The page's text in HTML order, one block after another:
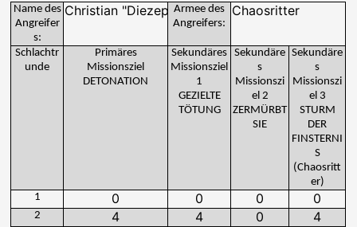
Name des
Angreifer
s:
Armee des
Angreifers:
Schlachtr
unde
Primäres
Missionsziel
DETONATION
Sekundäres
Missionsziel
1
GEZIELTE
TÖTUNG
Sekundäre
s
Missionszi
el 2
ZERMÜRBT
SIE
Sekundäre
s
Missionszi
el 3
STURM
DER
FINSTERNI
S
(Chaosritt
er)
1
2